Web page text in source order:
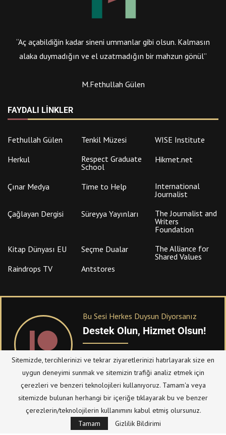
“Aç açabildiğin kadar sineni ummanlar gibi olsun. Kalmasın
alaka duymadığın ve el uzatmadığın bir mahzun gönül”
M.Fethullah Gülen
FAYDALI LINKLER
Fethullah Gülen Tenkil Müzesi
WISE Institute
Herkul
Respect Graduate
School
Hikmet.net
Çınar Medya Time to Help
International
Journalist
Çağlayan Dergisi
Süreyya Yayınları
The Journalist and
Writers
Foundation
Kitap Dünyası EU
Seçme Dualar
The Alliance for
Shared Values
Raindrops TV
Antstores
Bu Sesi Herkes Duysun Diyorsanız
Destek Olun, Hizmet Olsun!
PATREONüzerinden sitemize bağışta
bulanabilirsiniz.
Bize Ulaşın
Taziye Defteri
Gizlilik Politikası (Datenschutzerklärung)
Künye/Impressum
Sitemizde, tercihlerinizi ve tekrar ziyaretlerinizi hatırlayarak size en
uygun deneyimi sunmak ve sitemizin trafiği analiz etmek için
çerezleri ve benzeri teknolojileri kullanıyoruz. Tamam'a veya
sitemizde bulunan herhangi bir içeriğe tıklayarak bu ve benzer
çerezlerin/teknolojilerin kullanımını kabul etmiş olursunuz.
Tamam
Gizlilik Bildirimi